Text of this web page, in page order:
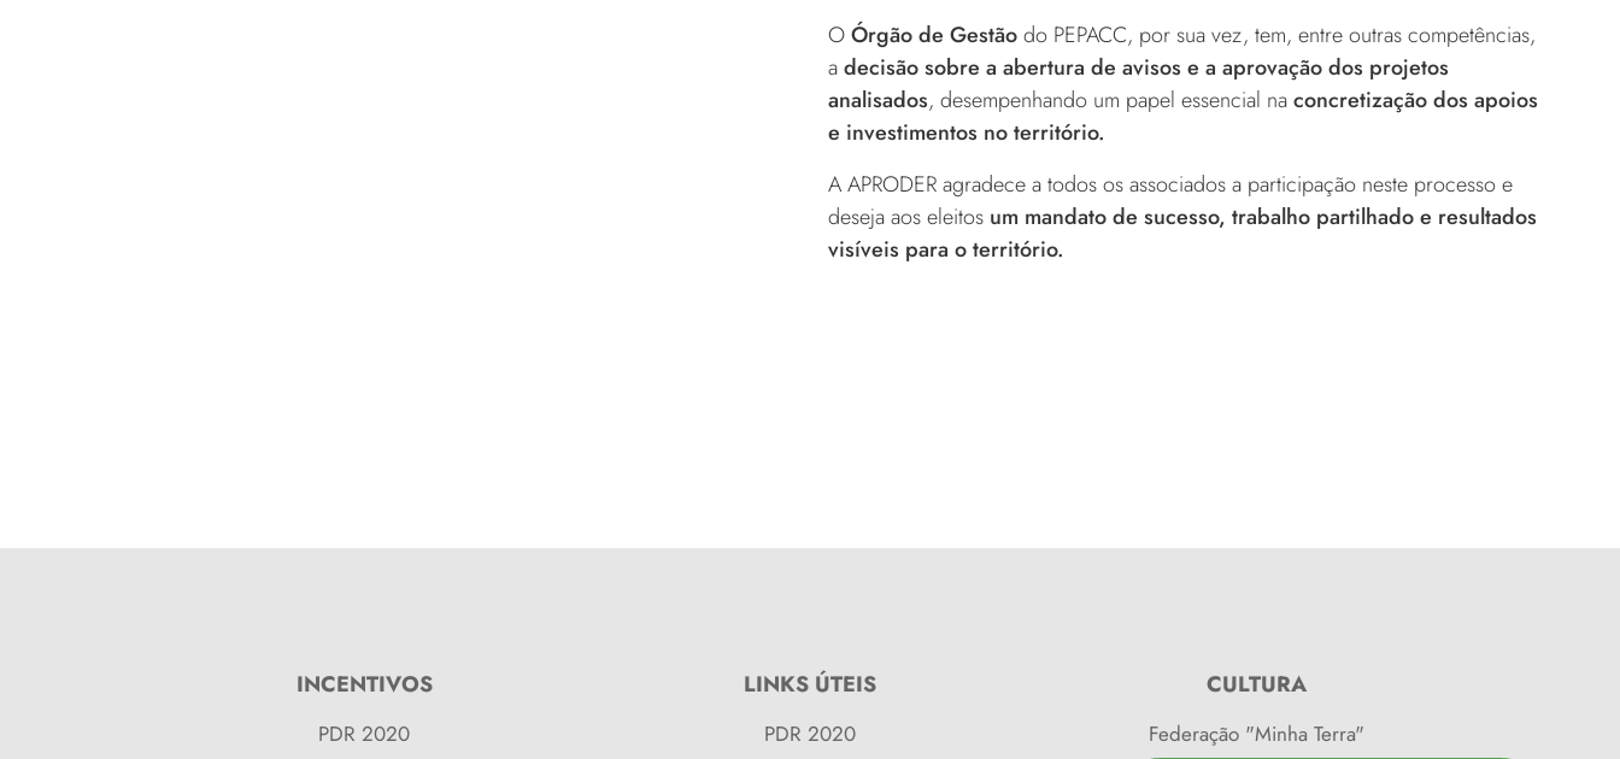
OÓrgão de Gestãodo PEPACC, por sua vez, tem, entre outras competências,
adecisão sobre a abertura de avisos e a aprovação dos projetos
analisados, desempenhando um papel essencial naconcretização dos apoios
e investimentos no território.
A APRODER agradece a todos os associados a participação neste processo e
deseja aos eleitos um mandato de sucesso, trabalho partilhado e resultados
visíveis para o território.
INCENTIVOS
PDR 2020
LINKS ÚTEIS
PDR 2020
CULTURA
Federação "Minha Terra"